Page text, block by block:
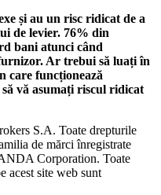
și au un risc ridicat de a
de levier. 76% din
bani atunci când
Ar trebui să luați în
care funcționează
vă asumați riscul ridicat
S.A. Toate drepturile
de mărci înregistrate
Corporation. Toate
acest site web sunt